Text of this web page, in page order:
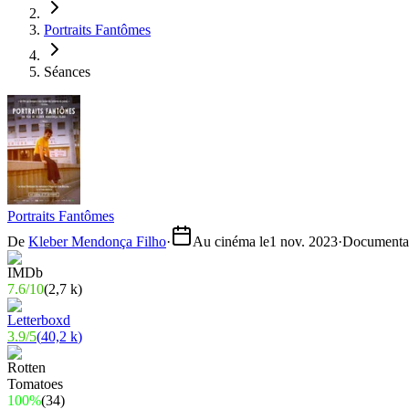
Portraits Fantômes
Séances
Portraits Fantômes
De Kleber Mendonça Filho· Au cinéma le1 nov. 2023·
7.6/10(2,7 k)
3.9/5(40,2 k)
100%(34)